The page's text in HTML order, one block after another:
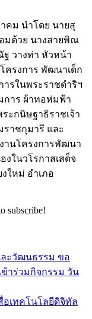
าคม นำโดย นายสุ
อมด้วย นางสายพิณ
ฐ วางท่า หัวหน้า
ครงการ พัฒนาเด็ก
ารในพระราชดำริฯ
การ ผ้าทอห่มฟ้า
ะกนิษฐาธิราชเจ้า
ราชกุมารี และ
านโครงการพัฒนา
งในวโรกาสเสด็จ
ใหม่ อำเภอ
subscribe!
ละวัฒนธรรม ขอ
าร่วมกิจกรรม วัน
เทคโนโลยีดิจิทัล